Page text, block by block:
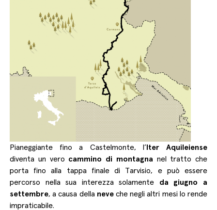
Pianeggiante fino a Castelmonte, l’Iter Aquileiense
diventa un vero cammino di montagna nel tratto che
porta fino alla tappa finale di Tarvisio, e può essere
percorso nella sua interezza solamente da giugno a
settembre, a causa della neveche negli altri mesi lo rende
impraticabile.